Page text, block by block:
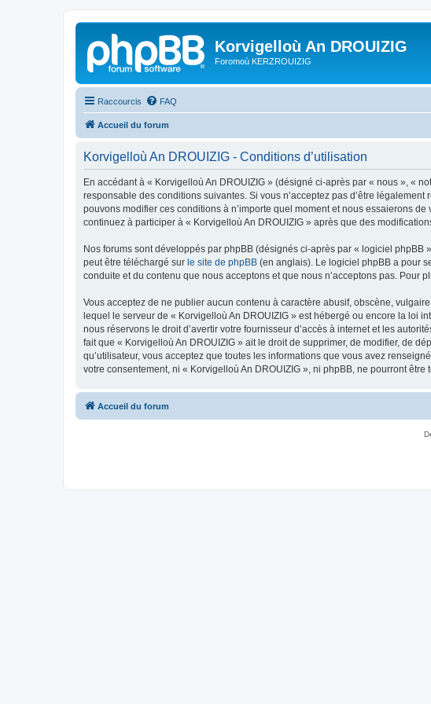
Korvigelloù An DROUIZIG
Foromoù KERZROUIZIG
Raccourcis FAQ
Accueil du forum
Korvigelloù An DROUIZIG - Conditions d’utilisation
En accédant à « Korvigelloù An DROUIZIG » (désigné ci-après par « nous », «
responsable des conditions suivantes. Si vous n’acceptez pas d’être
pouvons modifier ces conditions à n’importe quel moment et nous essaierons
continuez à participer à « Korvigelloù An DROUIZIG » après que des
Nos forums sont développés par phpBB (désignés ci-après par « logiciel
peut être téléchargé sur le site de phpBB (en anglais). Le logiciel phpBB a pour
conduite et du contenu que nous acceptons et que nous n’acceptons pas. Pour
Vous acceptez de ne publier aucun contenu à caractère abusif, obscène,
lequel le serveur de « Korvigelloù An DROUIZIG » est hébergé ou encore la loi
nous réservons le droit d’avertir votre fournisseur d’accès à internet et les
fait que « Korvigelloù An DROUIZIG » ait le droit de supprimer, de modifier, de
qu’utilisateur, vous acceptez que toutes les informations que vous avez
votre consentement, ni « Korvigelloù An DROUIZIG », ni phpBB, ne pourront
Accueil du forum